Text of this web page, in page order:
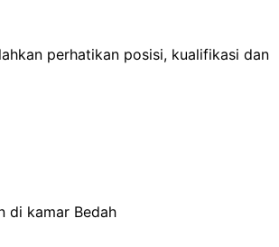
perhatikan posisi, kualifikasi dan
di kamar Bedah